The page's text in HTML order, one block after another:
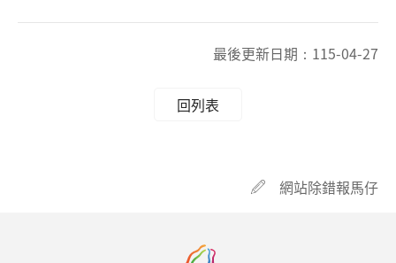
最後更新日期： 115-04-27
回列表
網站除錯報馬仔